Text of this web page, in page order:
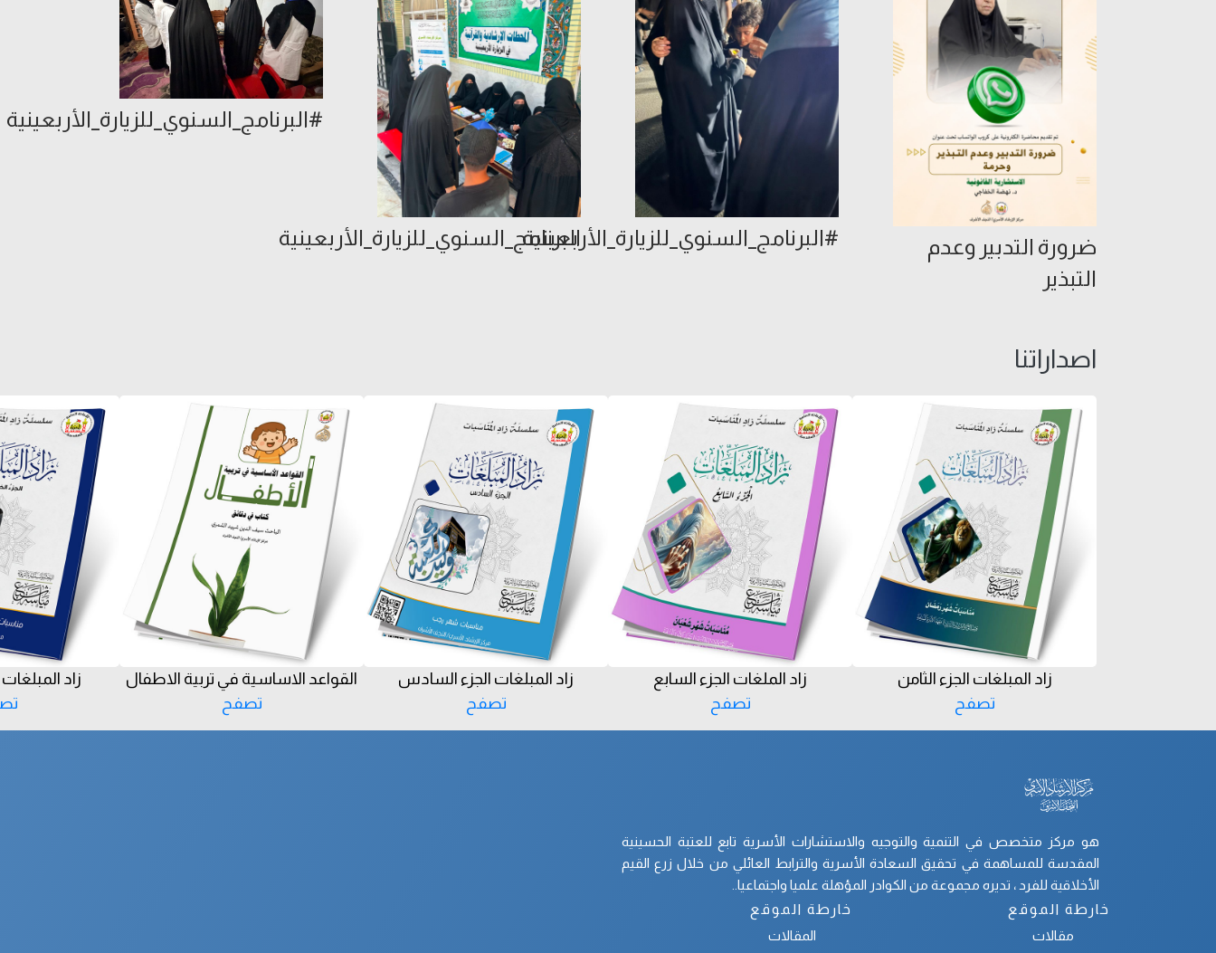
ضرورة التدبير وعدم
التبذير
#البرنامج_السنوي_للزيارة_الأربعينيةالبرنامج_السنوي_للزيارة_الأربعينية
#البرنامج_السنوي_للزيارة_الأربعينية
اصداراتنا
زاد المبلغات الجزء الثامن
تصفح
زاد الملغات الجزء السابع
تصفح
زاد المبلغات الجزء السادس
تصفح
القواعد الاساسية في تربية الاطفال
تصفح
زاد
هو مركز متخصص في التنمية والتوجيه والاستشارات الأسرية تابع للعتبة الحسينية
المقدسة للمساهمة في تحقيق السعادة الأسرية والترابط العائلي من خلال زرع القيم
الأخلاقية للفرد ، تديره مجموعة من الكوادر المؤهلة علميا واجتماعيا..
خارطة الموقع
مقالات
خارطة الموقع
المقالات